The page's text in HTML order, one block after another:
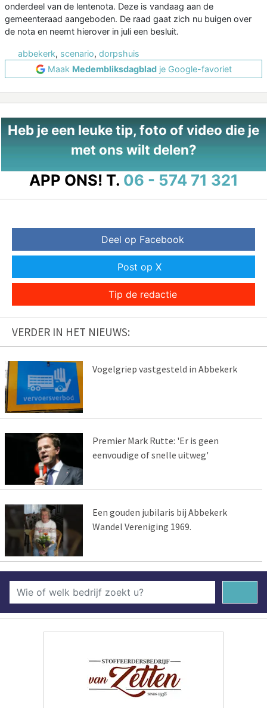
onderdeel van de lentenota. Deze is vandaag aan de
gemeenteraad aangeboden. De raad gaat zich nu buigen over
de nota en neemt hierover in juli een besluit.
abbekerk, scenario, dorpshuis
Maak Medembliksdagbladje Google-favoriet
Heb je een leuke tip, foto of video die je
met ons wilt delen?
APP ONS! T. 06 - 574 71 321
Deel op Facebook
Post op X
Tip de redactie
VERDER IN HET NIEUWS:
Vogelgriep vastgesteld in Abbekerk
Premier Mark Rutte: 'Er is geen
eenvoudige of snelle uitweg'
Een gouden jubilaris bij Abbekerk
Wandel Vereniging 1969.